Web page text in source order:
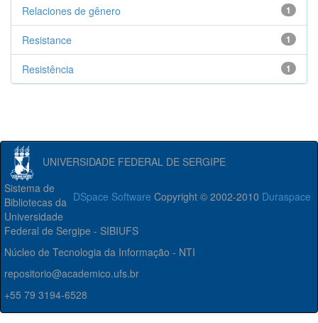
1
Relaciones de gênero
1
Resistance
1
Resistência
UNIVERSIDADE FEDERAL DE SERGIPE
DSpace Software Copyright © 2002-2010 Duraspace
Sistema de
Bibliotecas da
Universidade
Federal de Sergipe - SIBIUFS
Núcleo de Tecnologia da Informação - NTI
repositorio@academico.ufs.br
+55 79 3194-6528